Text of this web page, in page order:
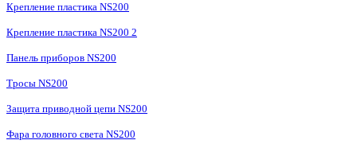
Крепление пластика NS200
Крепление пластика NS200 2
Панель приборов NS200
Тросы NS200
Защита приводной цепи NS200
Фара головного света NS200